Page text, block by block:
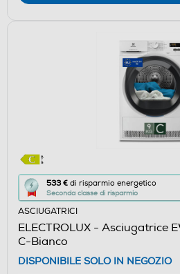
533 € di risparmio energetico
Seconda classe di risparmio
Questa
azione
aprirà
il
Calcolatore
di
ASCIUGATRICI
ELECTROLUX - Asciugatrice
C-Bianco
DISPONIBILE SOLO IN NEGOZIO